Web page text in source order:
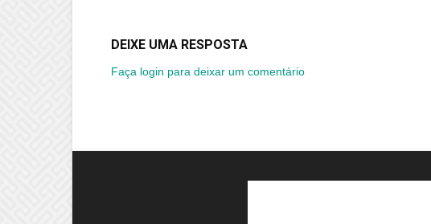
DEIXE UMA RESPOSTA
Faça login para deixar um comentário